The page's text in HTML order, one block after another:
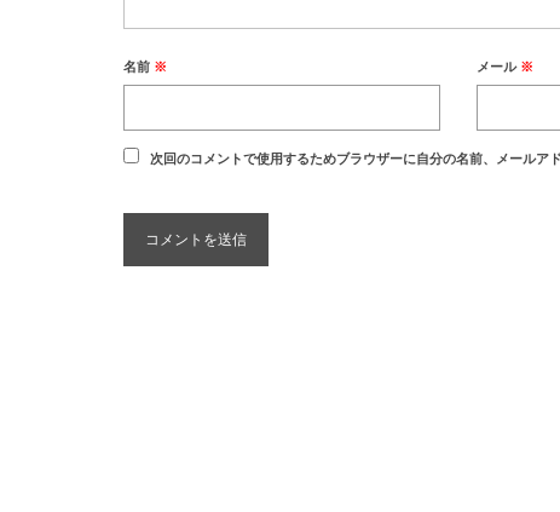
名前 ※ メール ※
次回のコメントで使用するためブラウザーに自分の名前、メールア